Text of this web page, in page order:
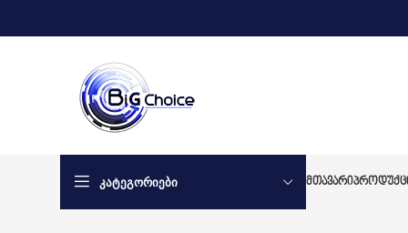
ᲙᲐᲢᲔᲒᲝᲠᲘᲔᲑᲘ ᲛᲗᲐᲕᲐᲠᲘ